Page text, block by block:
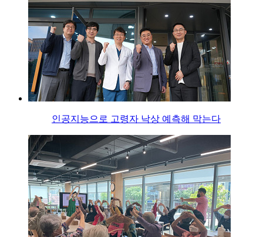
인공지능으로 고령자 낙상 예측해 막는다